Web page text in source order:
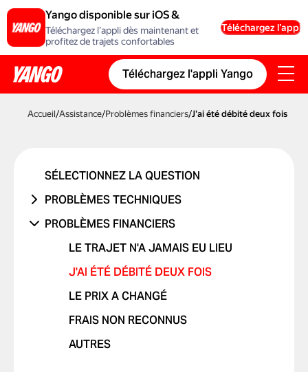
Yango disponible sur iOS &
Android
Téléchargez l’appli dès maintenant et
profitez de trajets confortables
Téléchargez l’appli
Téléchargez l'appli Yango
Accueil/Assistance/Problèmes financiers/J'ai été débité deux fois
SÉLECTIONNEZ LA QUESTION
PROBLÈMES TECHNIQUES
CONNEXION
PROBLÈME AVEC UN CODE
PROMOTIONNEL
PROBLÈMES DE CARTE BANCAIRE
COURSES
AUTRE PROBLÈME
PROBLÈMES FINANCIERS
LE TRAJET N'A JAMAIS EU LIEU
J'AI ÉTÉ DÉBITÉ DEUX FOIS
LE PRIX A CHANGÉ
FRAIS NON RECONNUS
AUTRES